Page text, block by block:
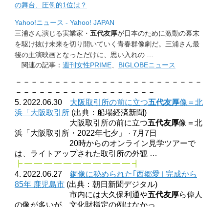
の舞台、圧倒的1位は？
Yahoo!ニュース - Yahoo! JAPAN
三浦さん演じる実業家・ 五代友厚が日本のために激動の幕末
を駆け抜け未来を切り開いていく青春群像劇だ。 三浦さん最
後の主演映画となっただけに、思い入れの …
関連の記事： 週刊女性PRIME BIGLOBEニュース
－－－－－－－－－－－－－－－－－－－－－－－－
－－－－－－－－－－－－－－－－－－
5. 2022.06.30 大阪取引所の前に立つ五代友厚像＝北
浜「大阪取引所 (出典：船場経済新聞)
大阪取引所の前に立つ五代友厚像＝北
浜「大阪取引所・2022年七夕」 · 7月7日
20時からのオンライン見学ツアーで
は、ライトアップされた取引所の外観 …
┣ ━ ━ ━ ━ ━ ━ ━ ━ ━ ━ ━ ┫
4. 2022.06.27 銅像に秘められた｢西郷愛｣ 完成から
85年 鹿児島市 (出典：朝日新聞デジタル)
市内には大久保利通や五代友厚ら偉人
の像が多いが、文化財指定の例はなかっ